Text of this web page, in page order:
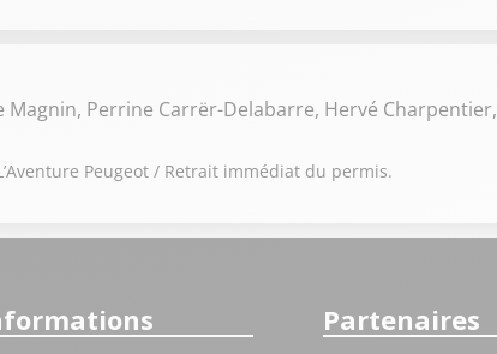
Magnin, Perrine Carrër-Delabarre, Hervé Charpentier,
Peugeot / Retrait immédiat du permis.
Partenaires